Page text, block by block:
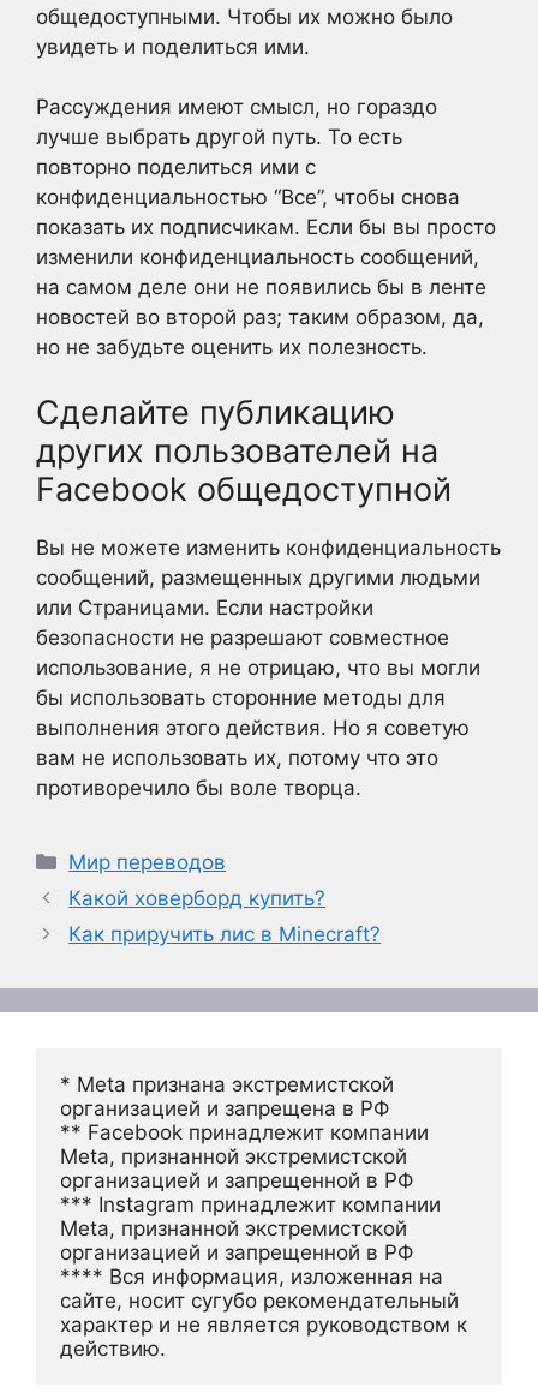
общедоступными. Чтобы их можно было
увидеть и поделиться ими.
Рассуждения имеют смысл, но гораздо
лучше выбрать другой путь. То есть
повторно поделиться ими с
конфиденциальностью “Все”, чтобы снова
показать их подписчикам. Если бы вы просто
изменили конфиденциальность сообщений,
на самом деле они не появились бы в ленте
новостей во второй раз; таким образом, да,
но не забудьте оценить их полезность.
Сделайте публикацию
других пользователей на
Facebook общедоступной
Вы не можете изменить конфиденциальность
сообщений, размещенных другими людьми
или Страницами. Если настройки
безопасности не разрешают совместное
использование, я не отрицаю, что вы могли
бы использовать сторонние методы для
выполнения этого действия. Но я советую
вам не использовать их, потому что это
противоречило бы воле творца.
Рубрики
Мир переводов
Какой ховерборд купить?
Как приручить лис в Minecraft?
* Meta признана экстремистской
организацией и запрещена в РФ
** Facebook принадлежит компании
Meta, признанной экстремистской
организацией и запрещенной в РФ
*** Instagram принадлежит компании
Meta, признанной экстремистской
организацией и запрещенной в РФ
**** Вся информация, изложенная на
сайте, носит сугубо рекомендательный
характер и не является руководством к
действию.